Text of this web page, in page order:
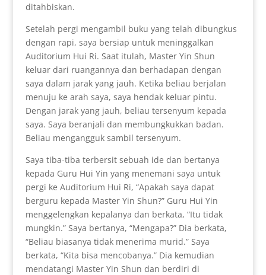
ditahbiskan.
Setelah pergi mengambil buku yang telah dibungkus
dengan rapi, saya bersiap untuk meninggalkan
Auditorium Hui Ri. Saat itulah, Master Yin Shun
keluar dari ruangannya dan berhadapan dengan
saya dalam jarak yang jauh. Ketika beliau berjalan
menuju ke arah saya, saya hendak keluar pintu.
Dengan jarak yang jauh, beliau tersenyum kepada
saya. Saya beranjali dan membungkukkan badan.
Beliau mengangguk sambil tersenyum.
Saya tiba-tiba terbersit sebuah ide dan bertanya
kepada Guru Hui Yin yang menemani saya untuk
pergi ke Auditorium Hui Ri, “Apakah saya dapat
berguru kepada Master Yin Shun?” Guru Hui Yin
menggelengkan kepalanya dan berkata, “Itu tidak
mungkin.” Saya bertanya, “Mengapa?” Dia berkata,
“Beliau biasanya tidak menerima murid.” Saya
berkata, “Kita bisa mencobanya.” Dia kemudian
mendatangi Master Yin Shun dan berdiri di